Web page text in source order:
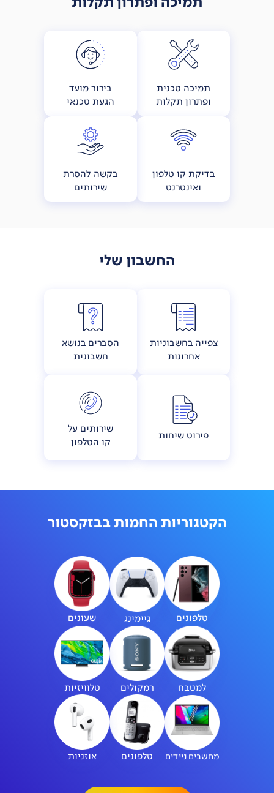
תמיכה טכנית
ופתרון תקלות
בירור מועד
הגעת טכנאי
בדיקת קו טלפון
ואינטרנט
בקשה להסרת
שירותים
החשבון שלי
צפייה בחשבוניות
אחרונות
הסברים בנושא
חשבונית
פירוט שיחות
שירותים על
קו הטלפון
הקטגוריות החמות בבזקסטור
טלפונים
סלולריים
גיימינג
שעונים
חכמים
למטבח רמקולים טלוויזיות
מחשבים ניידים טלפונים אוזניות